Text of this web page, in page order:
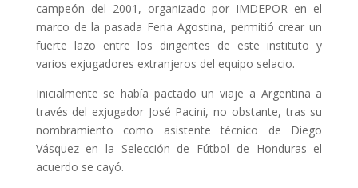
campeón del 2001, organizado por IMDEPOR en el
marco de la pasada Feria Agostina, permitió crear un
fuerte lazo entre los dirigentes de este instituto y
varios exjugadores extranjeros del equipo selacio.
Inicialmente se había pactado un viaje a Argentina a
través del exjugador José Pacini, no obstante, tras su
nombramiento como asistente técnico de Diego
Vásquez en la Selección de Fútbol de Honduras el
acuerdo se cayó.